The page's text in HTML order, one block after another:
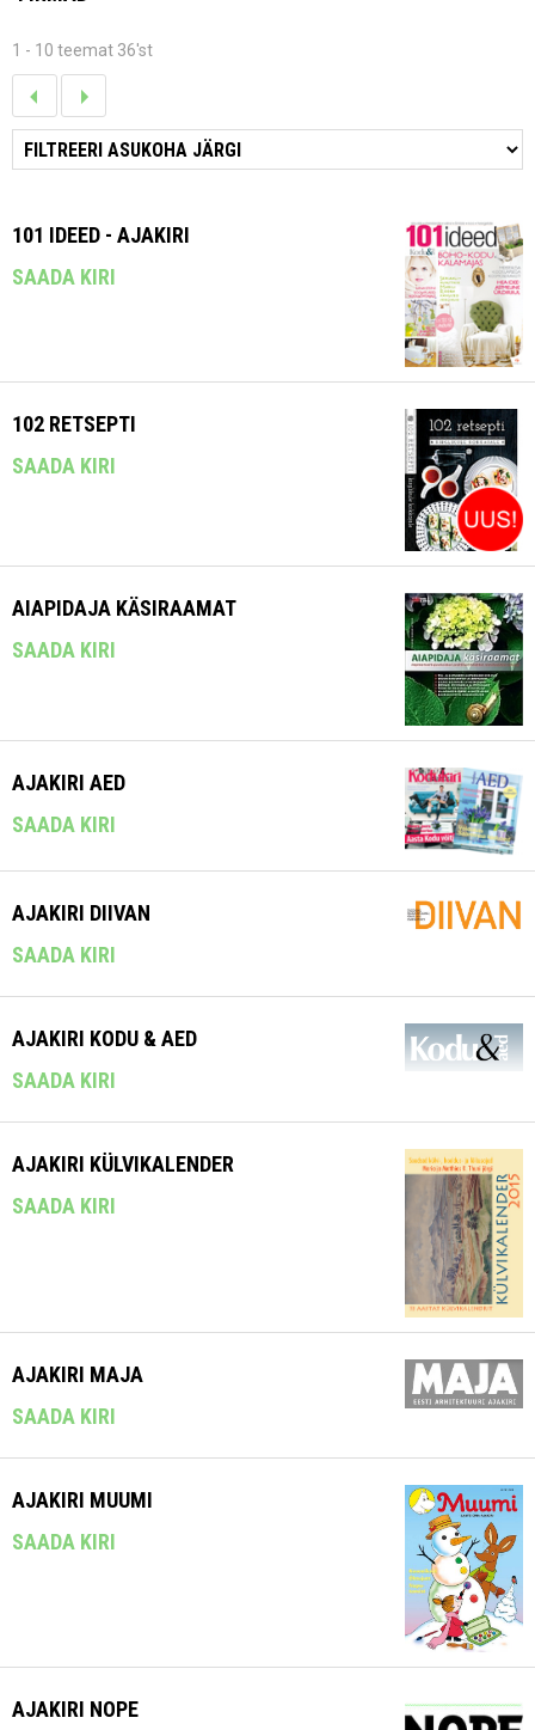
1 - 10 teemat 36'st
101 IDEED - AJAKIRI
SAADA KIRI
102 RETSEPTI
SAADA KIRI
AIAPIDAJA KÄSIRAAMAT
SAADA KIRI
AJAKIRI AED
SAADA KIRI
AJAKIRI DIIVAN
SAADA KIRI
AJAKIRI KODU & AED
SAADA KIRI
AJAKIRI KÜLVIKALENDER
SAADA KIRI
AJAKIRI MAJA
SAADA KIRI
AJAKIRI MUUMI
SAADA KIRI
AJAKIRI NOPE